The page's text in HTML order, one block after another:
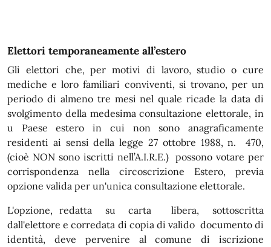
Elettori temporaneamente all’estero
Gli elettori che, per motivi di lavoro, studio o cure
mediche e loro familiari conviventi, si trovano, per un
periodo di almeno tre mesi nel quale ricade la data di
svolgimento della medesima consultazione elettorale, in
u Paese estero in cui non sono anagraficamente
residenti ai sensi della legge 27 ottobre 1988, n. 470,
(cioè NON sono iscritti nell’A.I.R.E.) possono votare per
corrispondenza nella circoscrizione Estero, previa
opzione valida per un'unica consultazione elettorale.
L'opzione, redatta su carta libera, sottoscritta
dall'elettore e corredata di copia di valido documento di
identità, deve pervenire al comune di iscrizione